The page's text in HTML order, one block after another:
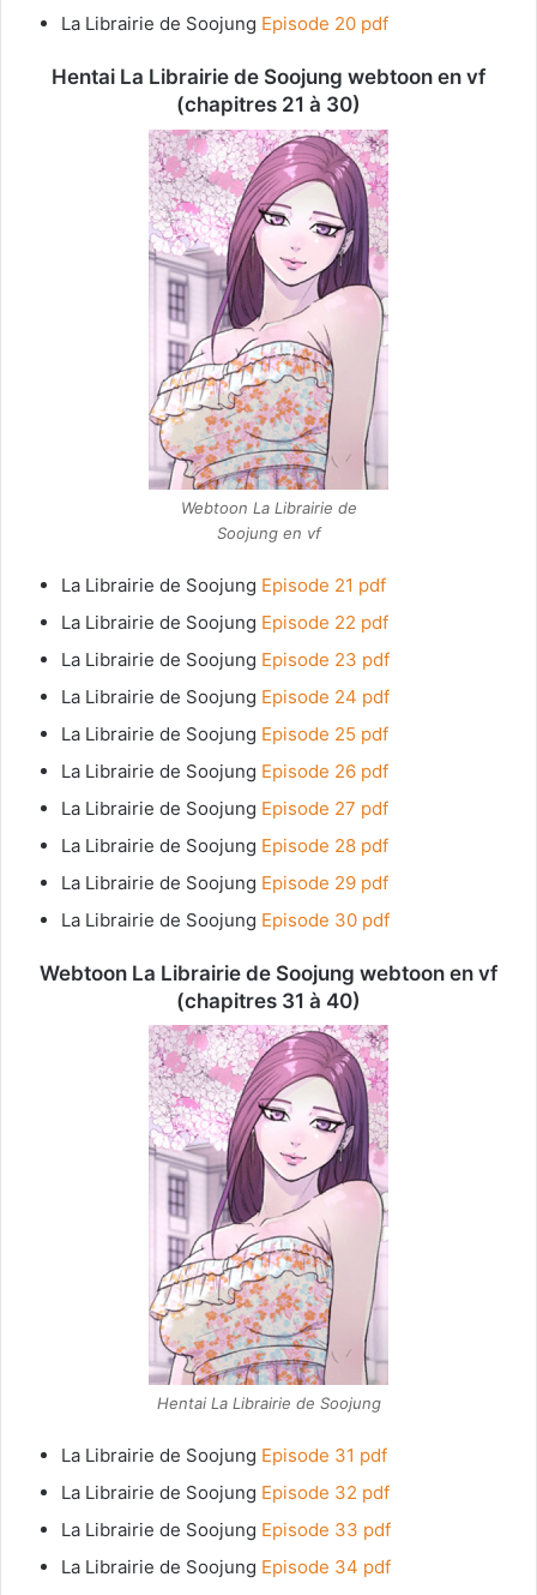
La Librairie de Soojung Episode 20 pdf
Hentai La Librairie de Soojung webtoon en vf
(chapitres 21 à 30)
Webtoon La Librairie de
Soojung en vf
La Librairie de Soojung Episode 21 pdf
La Librairie de Soojung Episode 22 pdf
La Librairie de Soojung Episode 23 pdf
La Librairie de Soojung Episode 24 pdf
La Librairie de Soojung Episode 25 pdf
La Librairie de Soojung Episode 26 pdf
La Librairie de Soojung Episode 27 pdf
La Librairie de Soojung Episode 28 pdf
La Librairie de Soojung Episode 29 pdf
La Librairie de Soojung Episode 30 pdf
Webtoon La Librairie de Soojung webtoon en vf
(chapitres 31 à 40)
Hentai La Librairie de Soojung
La Librairie de Soojung Episode 31 pdf
La Librairie de Soojung Episode 32 pdf
La Librairie de Soojung Episode 33 pdf
La Librairie de Soojung Episode 34 pdf